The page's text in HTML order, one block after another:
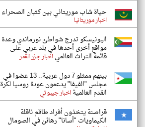
حياة شاب موريتاني بين كثبان الصحراء
اخبار موريتانيا
اليونيسكو تدرج شواطئ نورماندي وعدة
مواقع أخرى أحدها في بلد عربي على
قائمة التراث العالمياخبار جزر القمر
بينهم ممثلو 7 دول عربية.. 13 عضوا في
مجلس "الفيفا" يدعمون عودة روسيا لكرة
القدم العالميةاخبار جيبوتي
قراصنة يتخذون أفراد طاقم ناقلة
الكيماويات "أسانا" رهائن في الصومال